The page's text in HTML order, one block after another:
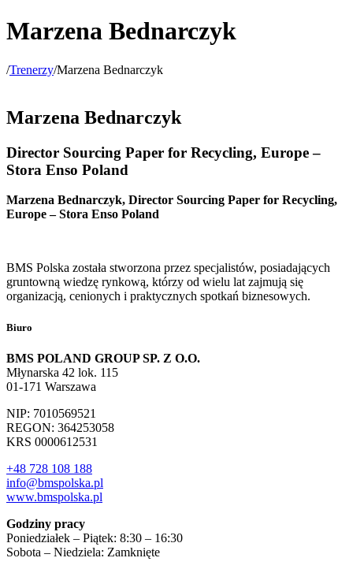
Marzena Bednarczyk
/Trenerzy/Marzena Bednarczyk
Marzena Bednarczyk
Director Sourcing Paper for Recycling, Europe –
Stora Enso Poland
Marzena Bednarczyk, Director Sourcing Paper for Recycling,
Europe – Stora Enso Poland
BMS Polska została stworzona przez specjalistów, posiadających
gruntowną wiedzę rynkową, którzy od wielu lat zajmują się
organizacją, cenionych i praktycznych spotkań biznesowych.
Biuro
BMS POLAND GROUP SP. Z O.O.
Młynarska 42 lok. 115
01-171 Warszawa
NIP: 7010569521
REGON: 364253058
KRS 0000612531
+48 728 108 188
info@bmspolska.pl
www.bmspolska.pl
Godziny pracy
Poniedziałek – Piątek: 8:30 – 16:30
Sobota – Niedziela: Zamknięte